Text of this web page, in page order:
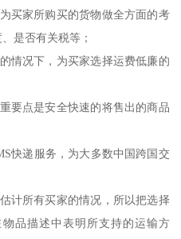
买家所购买的货物做全方面的考
是否有关税等；
情况下，为买家选择运费低廉的
要点是安全快速的将售出的商品
快递服务，为大多数中国跨国交
计所有买家的情况，所以把选择
品描述中表明所支持的运输方